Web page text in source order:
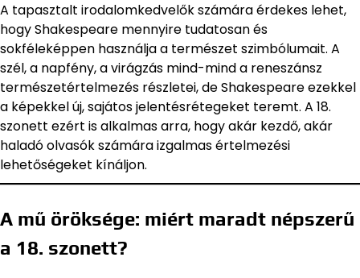
A tapasztalt irodalomkedvelők számára érdekes lehet,
hogy Shakespeare mennyire tudatosan és
sokféleképpen használja a természet szimbólumait. A
szél, a napfény, a virágzás mind-mind a reneszánsz
természetértelmezés részletei, de Shakespeare ezekkel
a képekkel új, sajátos jelentésrétegeket teremt. A 18.
szonett ezért is alkalmas arra, hogy akár kezdő, akár
haladó olvasók számára izgalmas értelmezési
lehetőségeket kínáljon.
A mű öröksége: miért maradt népszerű
a 18. szonett?